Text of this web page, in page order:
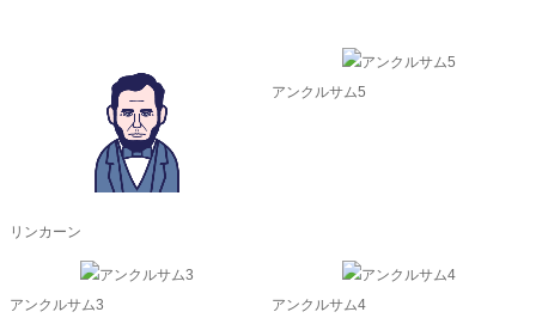
リンカーン
アンクルサム5
アンクルサム3 アンクルサム4